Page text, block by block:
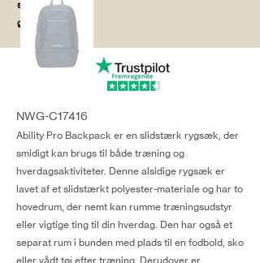
salg@coredesi
gn.dk
NWG-C17416
Ability Pro Backpack er en slidstærk rygsæk, der
smidigt kan brugs til både træning og
hverdagsaktiviteter. Denne alsidige rygsæk er
lavet af et slidstærkt polyester-materiale og har to
hovedrum, der nemt kan rumme træningsudstyr
eller vigtige ting til din hverdag. Den har også et
separat rum i bunden med plads til en fodbold, sko
eller vådt tøj efter træning. Derudover er